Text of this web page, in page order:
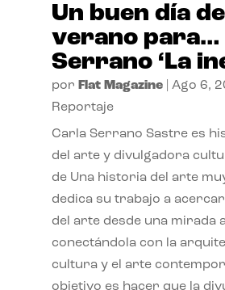
Un buen día de
verano para…
Serrano ‘La
por Flat Magazine| Ago 6,
Reportaje
Carla Serrano Sastre es
del arte y divulgadora
de Una historia del arte
dedica su trabajo a
del arte desde una mirada
conectándola con la
cultura y el arte
objetivo es hacer que la